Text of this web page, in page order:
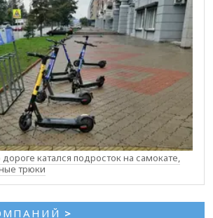
катался подросток на самокате,
трюки
>